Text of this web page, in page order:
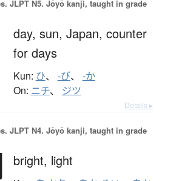
JLPT N5. Jōyō kanji, taught in grade
day, sun, Japan, counter
for days
Kun: ひ、 -び、 -か
On: ニチ、 ジツ
Details ▸
JLPT N4. Jōyō kanji, taught in grade
bright, light